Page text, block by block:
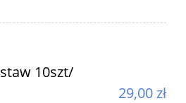
10szt/
29,00 zł